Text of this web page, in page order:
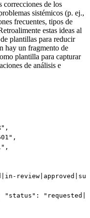
correcciones de los
sistémicos (p. ej.,
frecuentes, tipos de
estas ideas al
plantillas para reducir
hay un fragmento de
plantilla para capturar
de análisis e
"status":